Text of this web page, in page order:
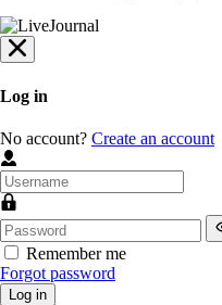
Log in
No account? Create an account
Remember me
Forgot password
Log in